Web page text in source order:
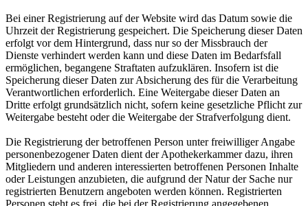
Bei einer Registrierung auf der Website wird das Datum sowie die
Uhrzeit der Registrierung gespeichert. Die Speicherung dieser Daten
erfolgt vor dem Hintergrund, dass nur so der Missbrauch der
Dienste verhindert werden kann und diese Daten im Bedarfsfall
ermöglichen, begangene Straftaten aufzuklären. Insofern ist die
Speicherung dieser Daten zur Absicherung des für die Verarbeitung
Verantwortlichen erforderlich. Eine Weitergabe dieser Daten an
Dritte erfolgt grundsätzlich nicht, sofern keine gesetzliche Pflicht zur
Weitergabe besteht oder die Weitergabe der Strafverfolgung dient.
Die Registrierung der betroffenen Person unter freiwilliger Angabe
personenbezogener Daten dient der Apothekerkammer dazu, ihren
Mitgliedern und anderen interessierten betroffenen Personen Inhalte
oder Leistungen anzubieten, die aufgrund der Natur der Sache nur
registrierten Benutzern angeboten werden können. Registrierten
Personen steht es frei, die bei der Registrierung angegebenen